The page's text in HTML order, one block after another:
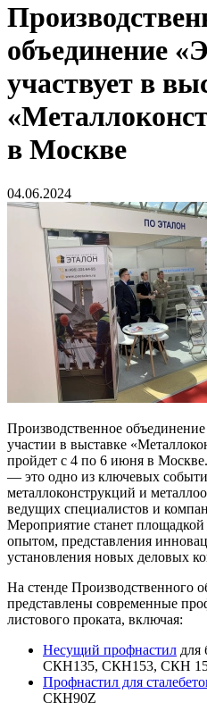
объединение
участвует в
в Москве
04.06.2024
Производственное
участии в выставке
пройдет с 4 по 6 июня в
— это одно из ключевых
металлоконструкций и
ведущих специалистов и
Мероприятие станет
опытом, представления
установления новых деловых
На стенде Производственного
представлены современные
листового проката, включая:
Несущий профнастил для
СКН135, СКН153, СКН
Профнастил для
СКН90Z